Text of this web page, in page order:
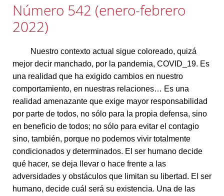
Número 542 (enero-febrero
2022)
Nuestro contexto actual sigue coloreado, quizá
mejor decir manchado, por la pandemia, COVID_19. Es
una realidad que ha exigido cambios en nuestro
comportamiento, en nuestras relaciones… Es una
realidad amenazante que exige mayor responsabilidad
por parte de todos, no sólo para la propia defensa, sino
en beneficio de todos; no sólo para evitar el contagio
sino, también, porque no podemos vivir totalmente
condicionados y determinados. El ser humano decide
qué hacer, se deja llevar o hace frente a las
adversidades y obstáculos que limitan su libertad. El ser
humano, decide cuál será su existencia. Una de las